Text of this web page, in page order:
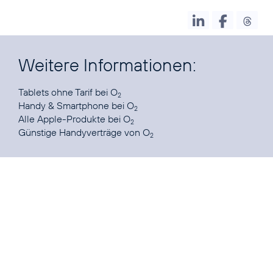
Weitere Informationen:
Tablets ohne Tarif bei O2
Handy & Smartphone bei O2
Alle Apple-Produkte bei O2
Günstige Handyverträge von O2